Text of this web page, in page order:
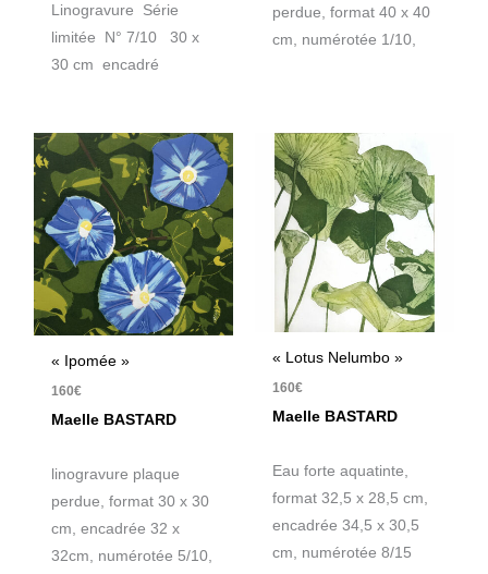
Linogravure Série
limitée N° 7/10 30 x
30 cm encadré
perdue, format 40 x 40
cm, numérotée 1/10,
« Ipomée »
160€
Maelle BASTARD
linogravure plaque
perdue, format 30 x 30
cm, encadrée 32 x
32cm, numérotée 5/10,
« Lotus Nelumbo »
160€
Maelle BASTARD
Eau forte aquatinte,
format 32,5 x 28,5 cm,
encadrée 34,5 x 30,5
cm, numérotée 8/15